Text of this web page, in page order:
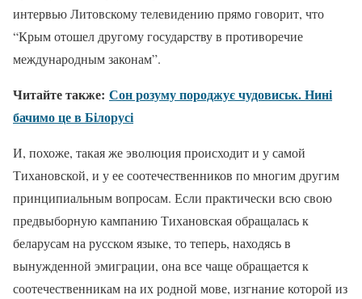
интервью Литовскому телевидению прямо говорит, что
“Крым отошел другому государству в противоречие
международным законам”.
Читайте также: Сон розуму породжує чудовиськ. Нині
бачимо це в Білорусі
И, похоже, такая же эволюция происходит и у самой
Тихановской, и у ее соотечественников по многим другим
принципиальным вопросам. Если практически всю свою
предвыборную кампанию Тихановская обращалась к
беларусам на русском языке, то теперь, находясь в
вынужденной эмиграции, она все чаще обращается к
соотечественникам на их родной мове, изгнание которой из